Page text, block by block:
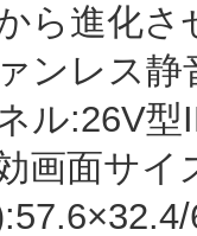
ら進化さ
ンレス静
ル:26V型
画面サイ